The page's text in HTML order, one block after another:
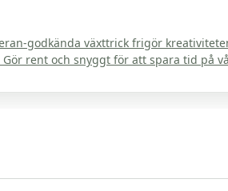
godkända växttrick frigör
rent och snyggt för att spara tid på